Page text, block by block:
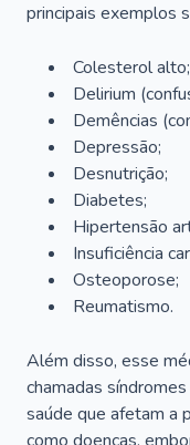
principais exemplos
Colesterol alto;
Delirium
Demências
Depressão;
Desnutrição;
Diabetes;
Hipertensão
Insuficiência
Osteoporose;
Reumatismo.
Além disso, esse
chamadas
saúde que afetam a